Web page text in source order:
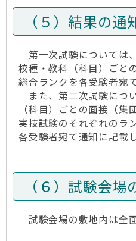
（５）結果の通
第一次試験については
校種・教科（科目）ごと
総合ランクを各受験者宛
また、第二次試験につ
（科目）ごとの面接（
実技試験のそれぞれのラ
各受験者宛て通知に記載し
（６）試験会
試験会場の敷地内は全